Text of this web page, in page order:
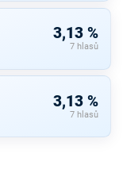
3,13 %
7 hlasů
3,13 %
7 hlasů